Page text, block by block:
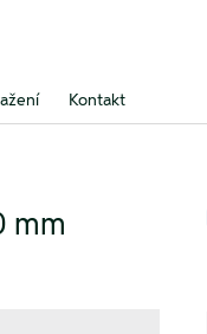
Kontakt
mm